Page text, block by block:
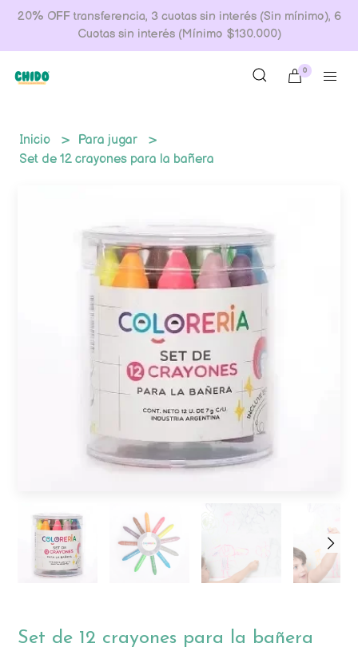
20% OFF transferencia, 3 cuotas sin interés (Sin mínimo), 6
Cuotas sin interés (Mínimo $130.000)
0
Inicio
Para jugar
Set de 12 crayones para la bañera
Set de 12 crayones para la bañera